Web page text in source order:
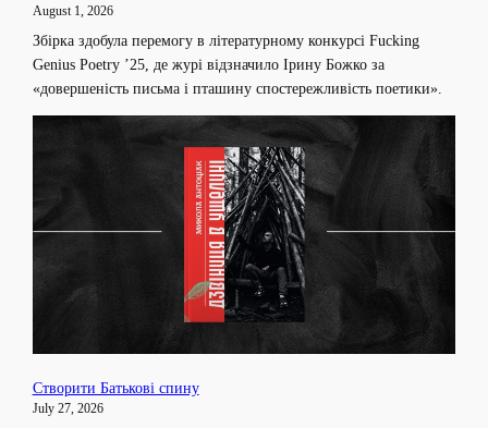
August 1, 2026
Збірка здобула перемогу в літературному конкурсі Fucking
Genius Poetry ’25, де журі відзначило Ірину Божко за
«довершеність письма і пташину спостережливість поетики».
Створити Батькові спину
July 27, 2026